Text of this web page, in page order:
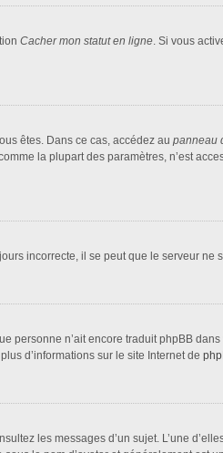
Cacher mon statut en ligne. Si vous
êtes. Dans ce cas, accédez au panneau
la plupart des paramètres, n’est
incorrecte, il se peut que le serveur
personne n’ait encore traduit phpBB
d’informations sur le site Internet de
les messages d’un sujet. L’une